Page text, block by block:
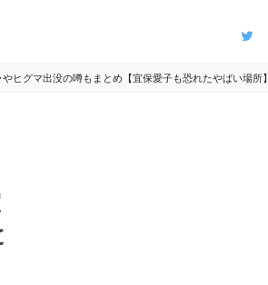
ヒグマ出没の噂もまとめ【宜保愛子も恐れたやばい場所】